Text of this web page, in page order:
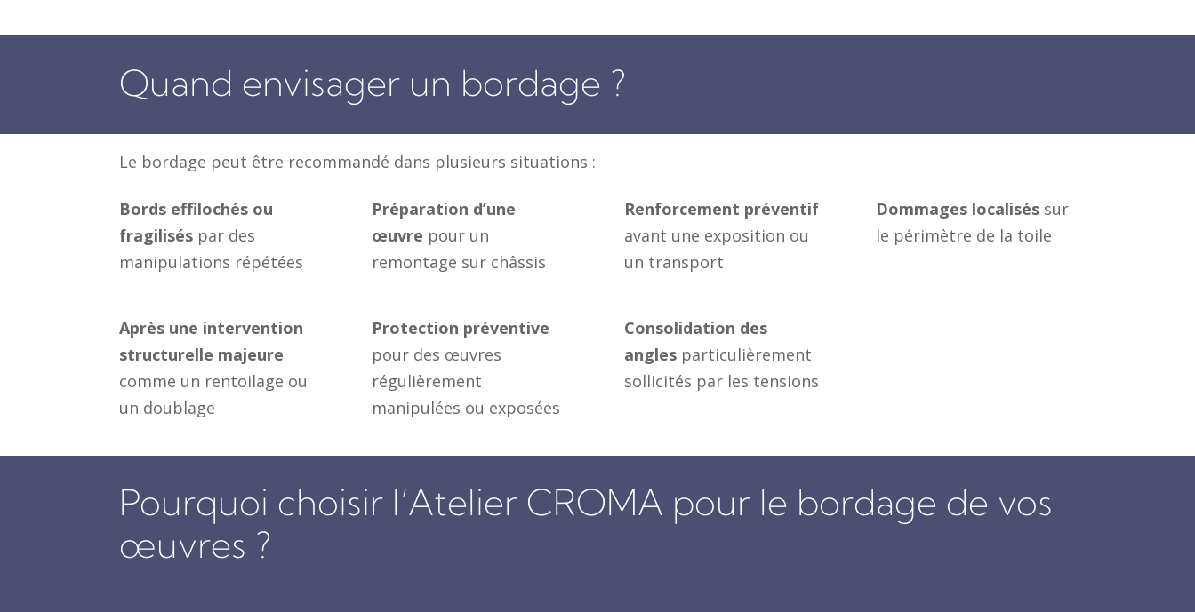
Quand envisager un bordage ?
Le bordage peut être recommandé dans plusieurs situations :
Bords effilochés ou
fragilisés par des
manipulations répétées
Préparation d’une
œuvre pour un
remontage sur châssis
Renforcement préventif
avant une exposition ou
un transport
Dommages localisés sur
le périmètre de la toile
Après une intervention
structurelle majeure
comme un rentoilage ou
un doublage
Protection préventive
pour des œuvres
régulièrement
manipulées ou exposées
Consolidation des
angles particulièrement
sollicités par les tensions
Pourquoi choisir l’Atelier CROMA pour le bordage de vos
œuvres ?